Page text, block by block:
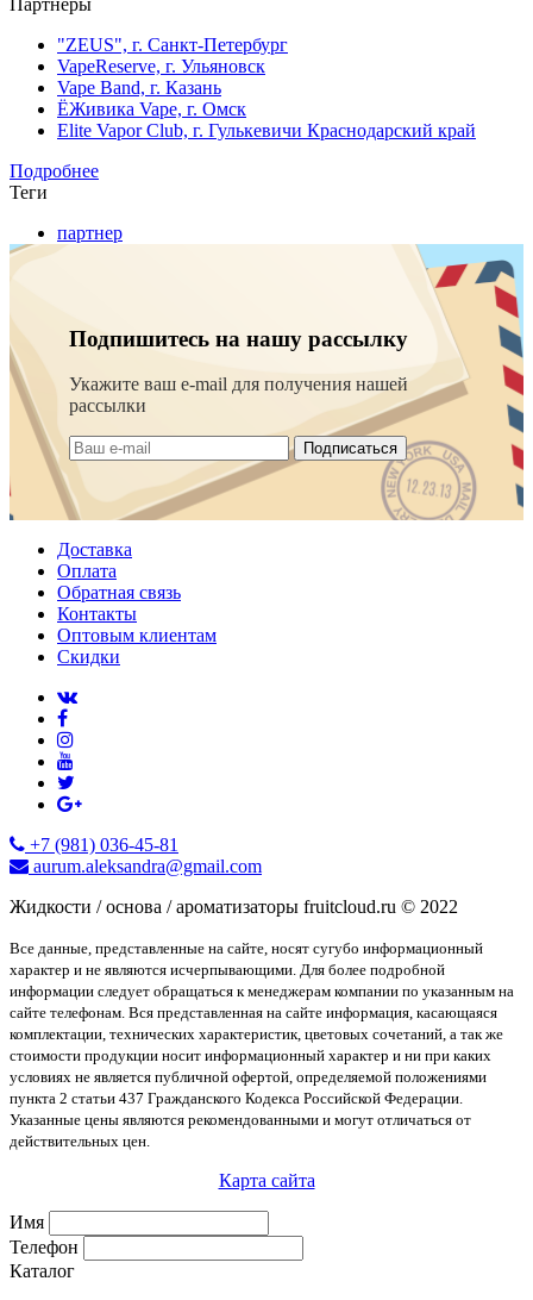
"ZEUS", г. Санкт-Петербург
VapeReserve, г. Ульяновск
Vape Band, г. Казань
ЁЖивика Vape, г. Омск
Elite Vapor Club, г. Гулькевичи Краснодарский край
Подробнее
Теги
партнер
Подпишитесь на нашу рассылку
Укажите ваш e-mail для получения нашей
рассылки
Подписаться
Доставка
Оплата
Обратная связь
Контакты
Оптовым клиентам
Скидки
+7 (981) 036-45-81
aurum.aleksandra@gmail.com
Жидкости / основа / ароматизаторы fruitcloud.ru © 2022
Все данные, представленные на сайте, носят сугубо информационный
характер и не являются исчерпывающими. Для более подробной
информации следует обращаться к менеджерам компании по указанным на
сайте телефонам. Вся представленная на сайте информация, касающаяся
комплектации, технических характеристик, цветовых сочетаний, а так же
стоимости продукции носит информационный характер и ни при каких
условиях не является публичной офертой, определяемой положениями
пункта 2 статьи 437 Гражданского Кодекса Российской Федерации.
Указанные цены являются рекомендованными и могут отличаться от
действительных цен.
Карта сайта
Имя
Телефон
Каталог